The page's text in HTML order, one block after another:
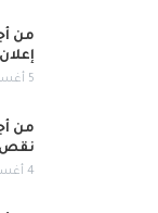
من
5 أغسطس, 2026
من
نقص
4 أغسطس, 2026